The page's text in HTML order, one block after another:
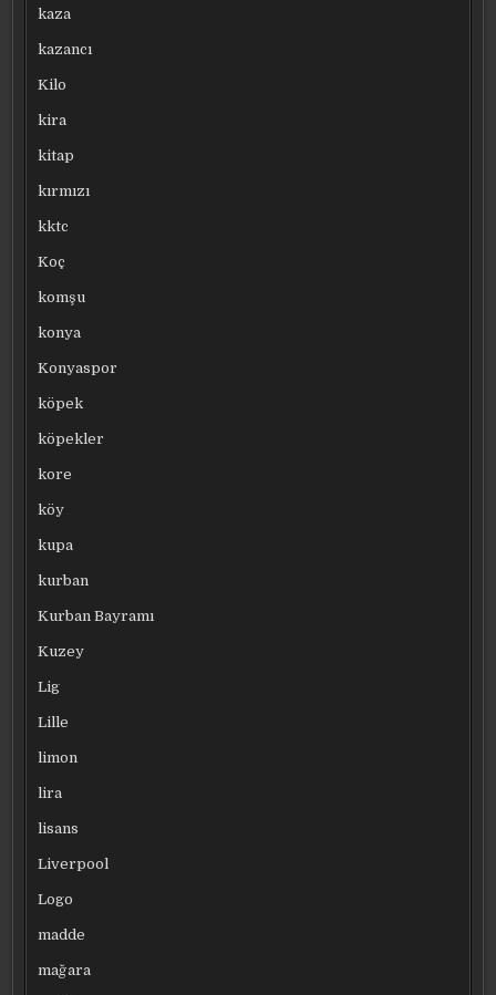
kaza
kazancı
Kilo
kira
kitap
kırmızı
kktc
Koç
komşu
konya
Konyaspor
köpek
köpekler
kore
köy
kupa
kurban
Kurban Bayramı
Kuzey
Lig
Lille
limon
lira
lisans
Liverpool
Logo
madde
mağara